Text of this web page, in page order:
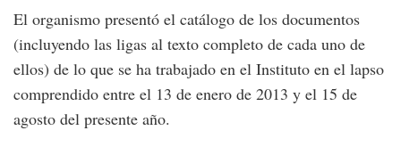
El organismo presentó el catálogo de los documentos
(incluyendo las ligas al texto completo de cada uno de
ellos) de lo que se ha trabajado en el Instituto en el lapso
comprendido entre el 13 de enero de 2013 y el 15 de
agosto del presente año.